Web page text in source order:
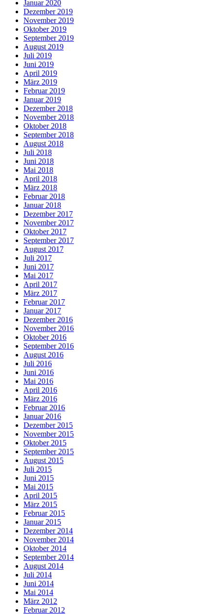
Januar 2020
Dezember 2019
November 2019
Oktober 2019
September 2019
August 2019
Juli 2019
Juni 2019
April 2019
März 2019
Februar 2019
Januar 2019
Dezember 2018
November 2018
Oktober 2018
September 2018
August 2018
Juli 2018
Juni 2018
Mai 2018
April 2018
März 2018
Februar 2018
Januar 2018
Dezember 2017
November 2017
Oktober 2017
September 2017
August 2017
Juli 2017
Juni 2017
Mai 2017
April 2017
März 2017
Februar 2017
Januar 2017
Dezember 2016
November 2016
Oktober 2016
September 2016
August 2016
Juli 2016
Juni 2016
Mai 2016
April 2016
März 2016
Februar 2016
Januar 2016
Dezember 2015
November 2015
Oktober 2015
September 2015
August 2015
Juli 2015
Juni 2015
Mai 2015
April 2015
März 2015
Februar 2015
Januar 2015
Dezember 2014
November 2014
Oktober 2014
September 2014
August 2014
Juli 2014
Juni 2014
Mai 2014
März 2012
Februar 2012